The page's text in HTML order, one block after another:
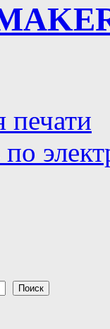
печати
по